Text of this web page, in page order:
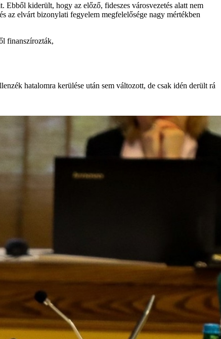
Ebből kiderült, hogy az előző, fideszes városvezetés alatt nem
az elvárt bizonylati fegyelem megfelelősége nagy mértékben
finanszírozták,
hatalomra kerülése után sem változott, de csak idén derült rá